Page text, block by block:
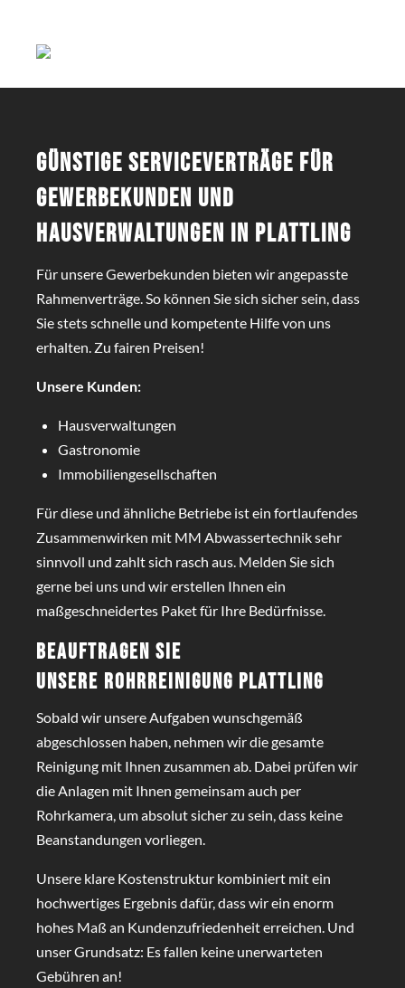
Günstige Serviceverträge für
Gewerbekunden und
Hausverwaltungen in Plattling
Für unsere Gewerbekunden bieten wir angepasste
Rahmenverträge. So können Sie sich sicher sein, dass
Sie stets schnelle und kompetente Hilfe von uns
erhalten. Zu fairen Preisen!
Unsere Kunden:
Hausverwaltungen
Gastronomie
Immobiliengesellschaften
Für diese und ähnliche Betriebe ist ein fortlaufendes
Zusammenwirken mit MM Abwassertechnik sehr
sinnvoll und zahlt sich rasch aus. Melden Sie sich
gerne bei uns und wir erstellen Ihnen ein
maßgeschneidertes Paket für Ihre Bedürfnisse.
Beauftragen Sie
unsere Rohrreinigung Plattling
Sobald wir unsere Aufgaben wunschgemäß
abgeschlossen haben, nehmen wir die gesamte
Reinigung mit Ihnen zusammen ab. Dabei prüfen wir
die Anlagen mit Ihnen gemeinsam auch per
Rohrkamera, um absolut sicher zu sein, dass keine
Beanstandungen vorliegen.
Unsere klare Kostenstruktur kombiniert mit ein
hochwertiges Ergebnis dafür, dass wir ein enorm
hohes Maß an Kundenzufriedenheit erreichen. Und
unser Grundsatz: Es fallen keine unerwarteten
Gebühren an!